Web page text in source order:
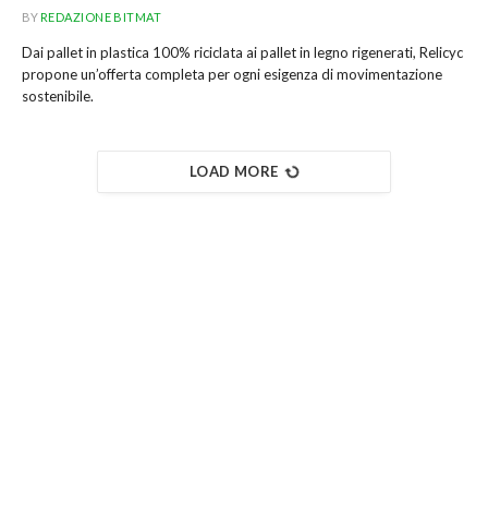
BYREDAZIONE BITMAT
Dai pallet in plastica 100% riciclata ai pallet in legno rigenerati, Relicyc
propone un’offerta completa per ogni esigenza di movimentazione
sostenibile.
LOAD MORE